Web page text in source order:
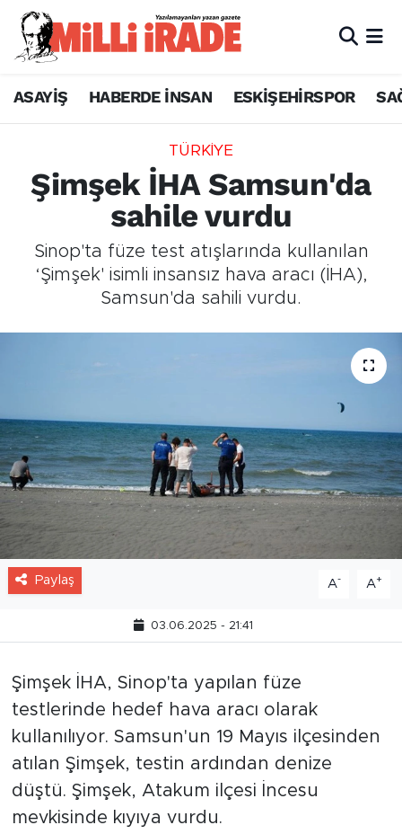
ASAYİŞ HABERDE İNSAN ESKİŞEHİRSPOR
TÜRKİYE
Şimşek İHA Samsun'da
sahile vurdu
Sinop'ta füze test atışlarında kullanılan
‘Şimşek' isimli insansız hava aracı (İHA),
Samsun'da sahili vurdu.
Paylaş A- A+
03.06.2025 - 21:41
Şimşek İHA, Sinop'ta yapılan füze
testlerinde hedef hava aracı olarak
kullanılıyor. Samsun'un 19 Mayıs ilçesinden
atılan Şimşek, testin ardından denize
düştü. Şimşek, Atakum ilçesi İncesu
mevkisinde kıyıya vurdu.